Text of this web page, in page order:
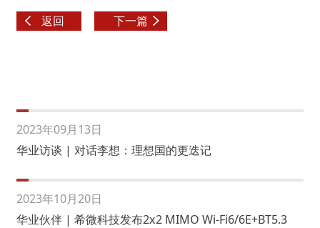
返回 下一篇
2023年09月13日
华业访谈 | 对话李想：理想国的更迭记
2023年10月20日
华业伙伴 | 希微科技发布2x2 MIMO Wi-Fi6/6E+BT5.3